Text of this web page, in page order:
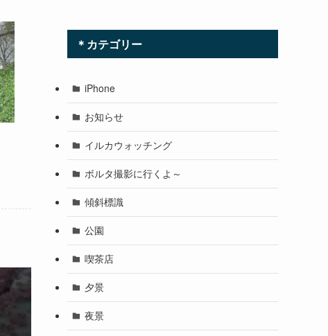
＊カテゴリー
iPhone
お知らせ
イルカウォッチング
ボルタ撮影に行くよ～
傾斜標識
公園
喫茶店
夕景
夜景